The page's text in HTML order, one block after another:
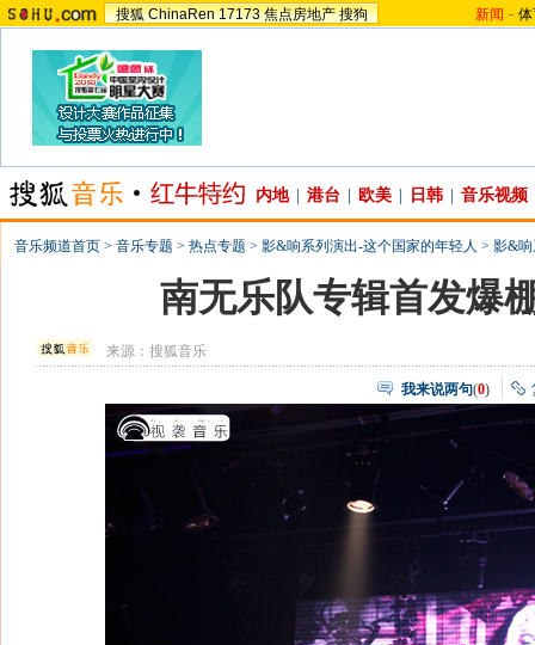
搜狐 ChinaRen 17173 焦点房地产 搜狗 新闻 -
内地 港台 欧美 日韩 音乐视频
音乐频道首页 > 音乐专题 > 热点专题 > 影&响系列演出-这个国家的年轻人 > 影&响
南无乐队专辑首发爆
来源：搜狐音乐
我来说两句(0)